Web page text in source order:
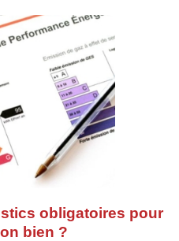
obligatoires pour
bien ?